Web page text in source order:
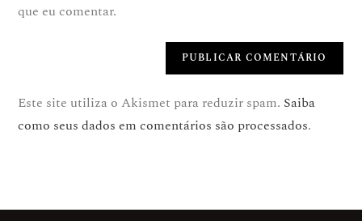
que eu comentar.
Este site utiliza o Akismet para reduzir spam. Saiba
como seus dados em comentários são processados.